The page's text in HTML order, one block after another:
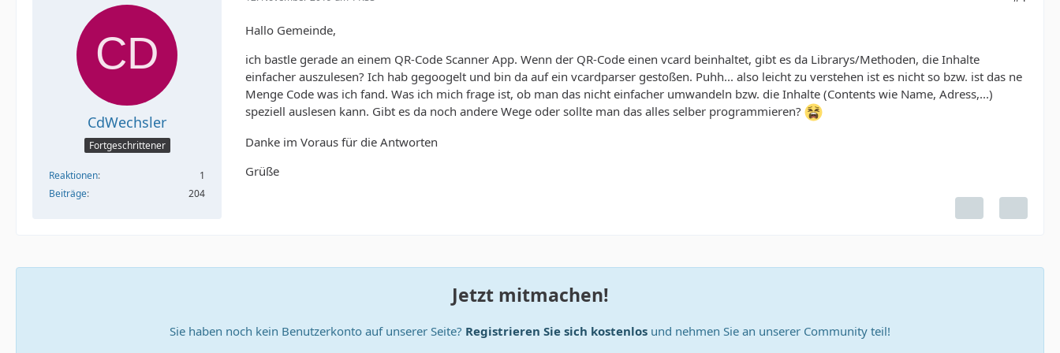
CdWechsler
Fortgeschrittener
Reaktionen
1
Beiträge
204
Hallo Gemeinde,
ich bastle gerade an einem QR-Code Scanner App. Wenn der QR-Code einen vcard beinhaltet, gibt es da Librarys/Methoden, die Inhalte
einfacher auszulesen? Ich hab gegoogelt und bin da auf ein vcardparser gestoßen. Puhh... also leicht zu verstehen ist es nicht so bzw. ist das ne
Menge Code was ich fand. Was ich mich frage ist, ob man das nicht einfacher umwandeln bzw. die Inhalte (Contents wie Name, Adress,...)
speziell auslesen kann. Gibt es da noch andere Wege oder sollte man das alles selber programmieren?
Danke im Voraus für die Antworten
Grüße
Jetzt mitmachen!
Sie haben noch kein Benutzerkonto auf unserer Seite? Registrieren Sie sich kostenlos und nehmen Sie an unserer Community teil!